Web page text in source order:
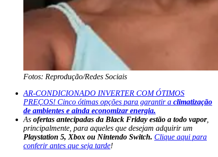
Fotos: Reprodução/Redes Sociais
AR-CONDICIONADO INVERTER COM ÓTIMOS
PREÇOS! Cinco ótimas opções para garantir a climatização
de ambientes e ainda economizar energia.
As ofertas antecipadas da Black Friday estão a todo vapor,
principalmente, para aqueles que desejam adquirir um
Playstation 5, Xbox ou Nintendo Switch. Clique aqui para
conferir antes que seja tarde!